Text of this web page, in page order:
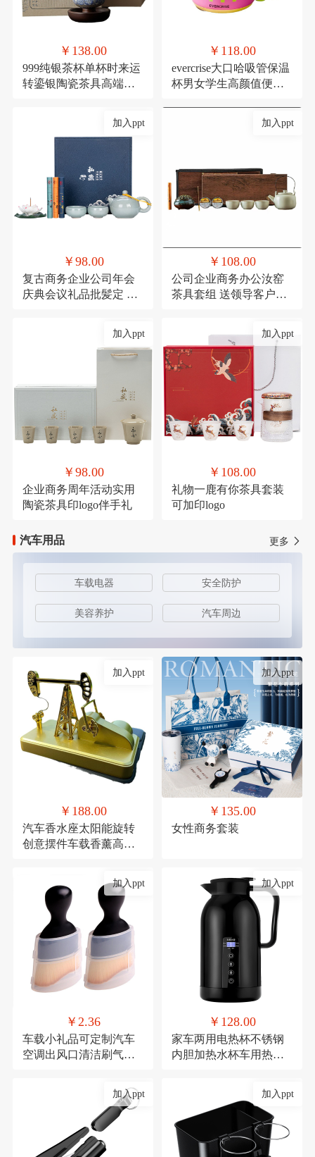
￥138.00
999纯银茶杯单杯时来运
转鎏银陶瓷茶具高端主
￥118.00
evercrise大口哈吸管保温
杯男女学生高颜值便携
加入ppt
￥98.00
复古商务企业公司年会
庆典会议礼品批髪定 制
加入ppt
￥108.00
公司企业商务办公汝窑
茶具套组 送领导客户实
加入ppt
￥98.00
企业商务周年活动实用
陶瓷茶具印logo伴手礼
加入ppt
￥108.00
礼物一鹿有你茶具套装
可加印logo
汽车用品 更多
车载电器 安全防护
美容养护 汽车周边
加入ppt
￥188.00
汽车香水座太阳能旋转
创意摆件车载香薰高档
加入ppt
￥135.00
女性商务套装
加入ppt
￥2.36
车载小礼品可定制汽车
空调出风口清洁刷气车
加入ppt
￥128.00
家车两用电热杯不锈钢
内胆加热水杯车用热水
加入ppt 加入ppt